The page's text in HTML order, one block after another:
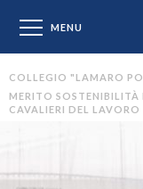
MENU
COLLEGIO "LAMARO
MERITO SOSTENIBILITÀ
CAVALIERI DEL LAVORO